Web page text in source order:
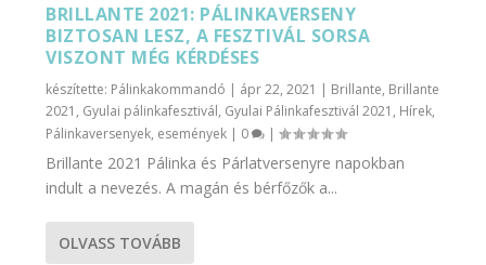
BRILLANTE 2021: PÁLINKAVERSENY
BIZTOSAN LESZ, A FESZTIVÁL SORSA
VISZONT MÉG KÉRDÉSES
készítette: Pálinkakommandó | ápr 22, 2021 | Brillante, Brillante
2021 , Gyulai pálinkafesztivál, Gyulai Pálinkafesztivál 2021 , Hírek,
Pálinkaversenyek, események | 0 |
Brillante 2021 Pálinka és Párlatversenyre napokban
indult a nevezés. A magán és bérfőzők a...
OLVASS TOVÁBB